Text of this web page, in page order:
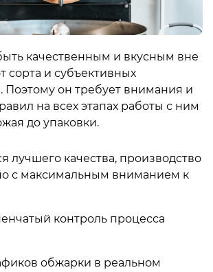
качественным и вкусным вне
сорта и субъективных
Поэтому он требует внимания и
на всех этапах работы с ним
до упаковки.
лучшего качества, производство
с максимальным вниманием к
контроль процесса
обжарки в реальном